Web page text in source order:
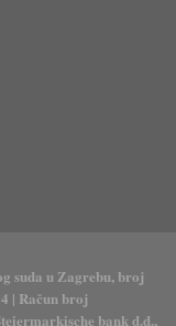
suda u Zagrebu, broj
| Račun broj
bank d.d.,